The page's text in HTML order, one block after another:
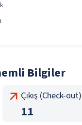
Bilgiler
Çıkış (Check-out)
11